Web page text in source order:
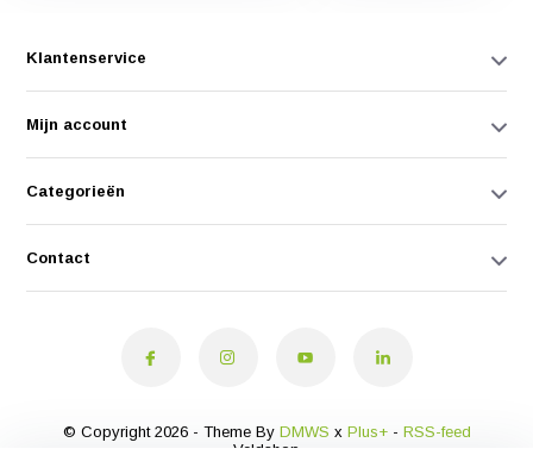
Klantenservice
Mijn account
Categorieën
Contact
© Copyright 2026 - Theme By DMWS x Plus+- RSS-feed
Veldshop